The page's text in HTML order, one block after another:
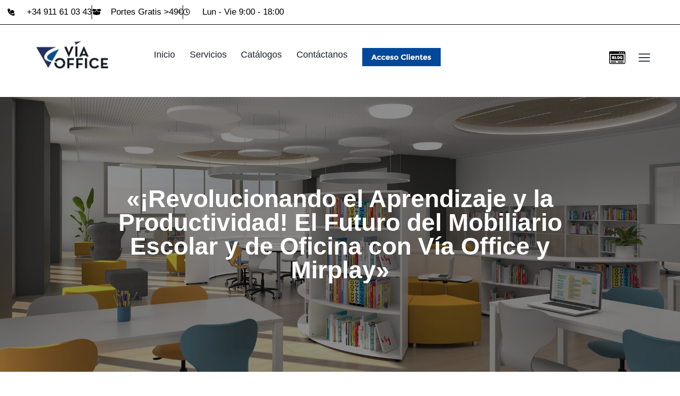
+34 911 61 03 43 Portes Gratis >49€ Lun - Vie 9:00 - 18:00
Inicio Servicios Catálogos Contáctanos
«¡Revolucionando el Aprendizaje y la
Productividad! El Futuro del Mobiliario
Escolar y de Oficina con Vía Office y
Mirplay»